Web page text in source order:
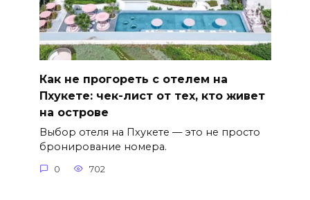
Как не прогореть с отелем на
Пхукете: чек-лист от тех, кто живет
на острове
Выбор отеля на Пхукете — это не просто
бронирование номера.
0 702